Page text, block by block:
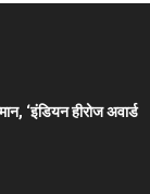
‘इंडियन हीरोज अवार्ड